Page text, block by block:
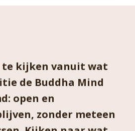
te kijken vanuit wat
de Buddha Mind
open en
zonder meteen